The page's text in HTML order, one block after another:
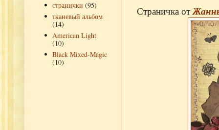
Страничка от
странички (95)
тканевый альбом
(14)
American Light
(10)
Black Mixed-Magic
(10)